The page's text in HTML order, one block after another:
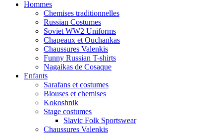
Hommes
Chemises traditionnelles
Russian Costumes
Soviet WW2 Uniforms
Chapeaux et Ouchankas
Chaussures Valenkis
Funny Russian T-shirts
Nagaikas de Cosaque
Enfants
Sarafans et costumes
Blouses et chemises
Kokoshnik
Stage costumes
Slavic Folk Sportswear
Chaussures Valenkis